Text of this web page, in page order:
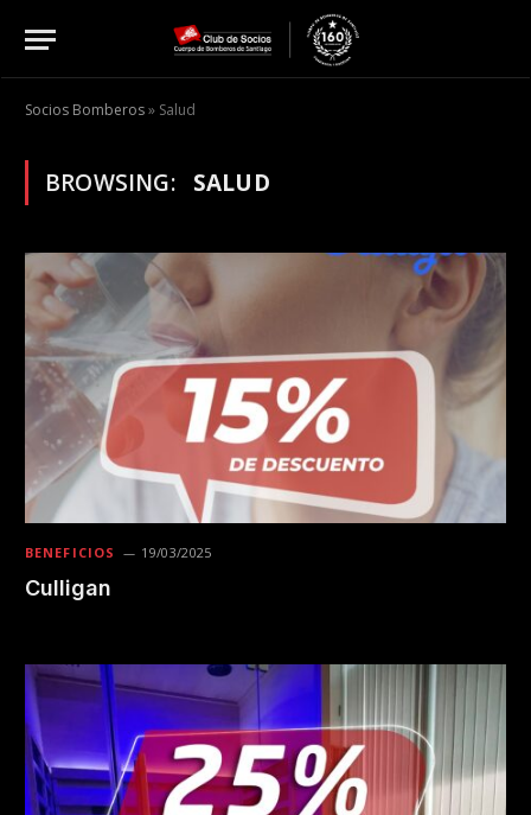
Socios Bomberos» Salud
BROWSING: SALUD
BENEFICIOS 19/03/2025
Culligan